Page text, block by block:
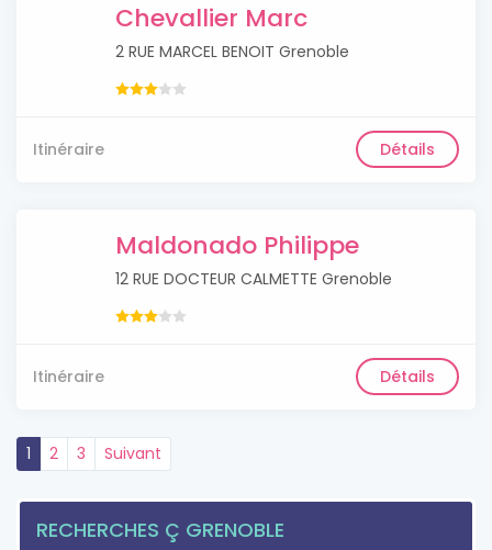
Chevallier Marc
2 RUE MARCEL BENOIT Grenoble
Itinéraire Détails
Maldonado Philippe
12 RUE DOCTEUR CALMETTE Grenoble
Itinéraire Détails
1 2 3 Suivant
RECHERCHES Ç GRENOBLE